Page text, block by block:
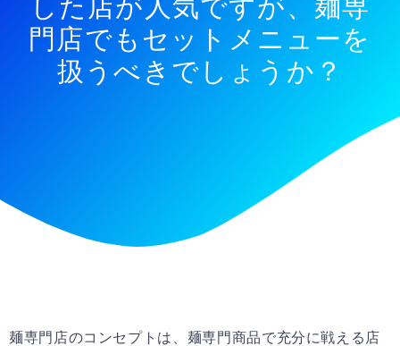
した店が人気ですが、麺専
門店でもセットメニューを
扱うべきでしょうか？
麺専門店のコンセプトは、麺専門商品で充分に戦える店